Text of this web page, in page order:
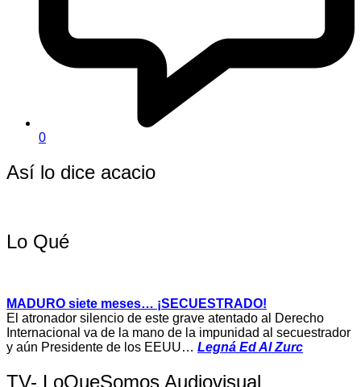
0
Así lo dice acacio
Lo Qué
MADURO siete meses… ¡SECUESTRADO!
El atronador silencio de este grave atentado al Derecho
Internacional va de la mano de la impunidad al secuestrador
y aún Presidente de los EEUU… Legná Ed Al Zurc
TV- LoQueSomos Audiovisual